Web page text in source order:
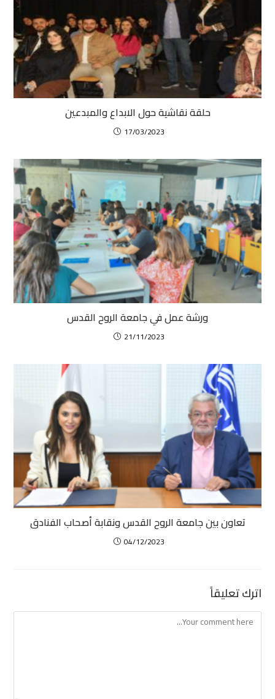
حلقة نقاشية حول الابداع والمبدعين
17/03/2023
ورشة عمل في جامعة الروح القدس
21/11/2023
تعاون بين جامعة الروح القدس ونقابة أصحاب الفنادق
04/12/2023
اترك تعليقاً